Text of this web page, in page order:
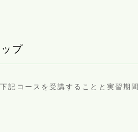
プ
コースを受講することと実習期